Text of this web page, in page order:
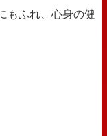
もふれ、心身の健